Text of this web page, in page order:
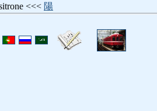
<<< 陽